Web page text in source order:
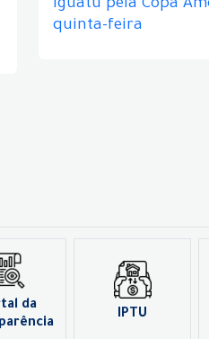
Iguatu pela Copa
quinta-feira
da
IPTU